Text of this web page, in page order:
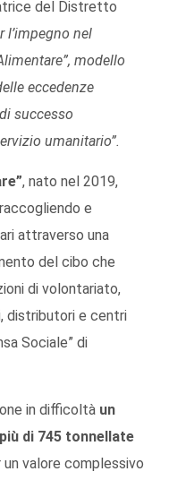
del Distretto
l’impegno nel
modello
eccedenze
successo
umanitario”.
, nato nel 2019,
e
attraverso una
del cibo che
di volontariato,
distributori e centri
Sociale” di
in difficoltà un
più di 745 tonnellate
valore complessivo